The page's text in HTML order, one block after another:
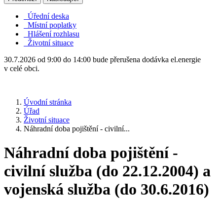
Úřední deska
Místní poplatky
Hlášení rozhlasu
Životní situace
30.7.2026 od 9:00 do 14:00 bude přerušena dodávka el.energie
v celé obci.
Úvodní stránka
Úřad
Životní situace
Náhradní doba pojištění - civilní...
Náhradní doba pojištění -
civilní služba (do 22.12.2004) a
vojenská služba (do 30.6.2016)